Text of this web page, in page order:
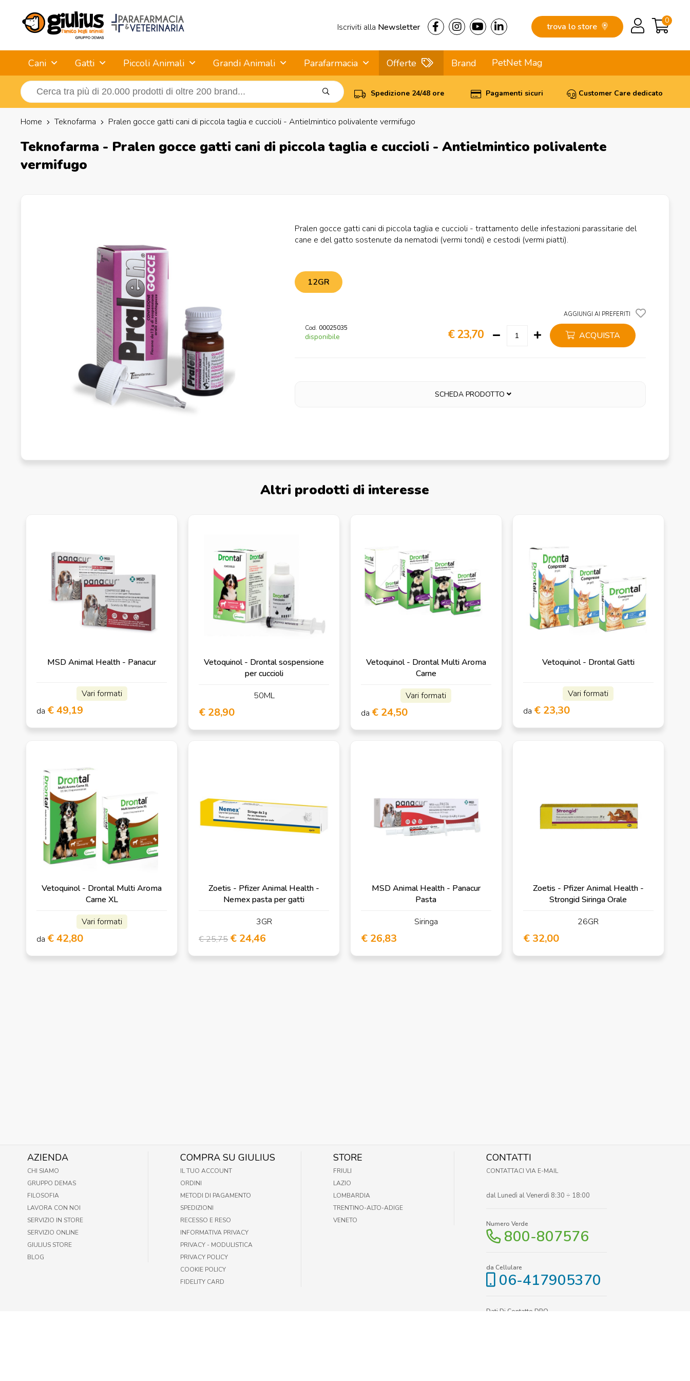
Iscriviti alla Newsletter trova lo store
0
Cani Gatti Piccoli Animali Grandi Animali Parafarmacia Offerte Brand PetNet Mag
Spedizione 24/48 ore Pagamenti sicuri Customer Care dedicato
Home Teknofarma Pralen gocce gatti cani di piccola taglia e cuccioli - Antielmintico polivalente vermifugo
Teknofarma - Pralen gocce gatti cani di piccola taglia e cuccioli - Antielmintico polivalente
vermifugo
Pralen gocce gatti cani di piccola taglia e cuccioli - trattamento delle infestazioni parassitarie del
cane e del gatto sostenute da nematodi (vermi tondi) e cestodi (vermi piatti).
12GR
AGGIUNGI AI PREFERITI
Cod. 00025035
disponibile € 23,70 ACQUISTA
SCHEDA PRODOTTO
Altri prodotti di interesse
MSD Animal Health - Panacur
Vari formati
da € 49,19
Vetoquinol - Drontal sospensione
per cuccioli
50ML
€ 28,90
Vetoquinol - Drontal Multi Aroma
Carne
Vari formati
da € 24,50
Vetoquinol - Drontal Gatti
Vari formati
da € 23,30
Vetoquinol - Drontal Multi Aroma
Carne XL
Vari formati
da € 42,80
Zoetis - Pfizer Animal Health -
Nemex pasta per gatti
3GR
€ 25,75 € 24,46
MSD Animal Health - Panacur
Pasta
Siringa
€ 26,83
Zoetis - Pfizer Animal Health -
Strongid Siringa Orale
26GR
€ 32,00
AZIENDA
CHI SIAMO
GRUPPO DEMAS
FILOSOFIA
LAVORA CON NOI
SERVIZIO IN STORE
SERVIZIO ONLINE
GIULIUS STORE
BLOG
COMPRA SU GIULIUS
IL TUO ACCOUNT
ORDINI
METODI DI PAGAMENTO
SPEDIZIONI
RECESSO E RESO
INFORMATIVA PRIVACY
PRIVACY - MODULISTICA
PRIVACY POLICY
COOKIE POLICY
FIDELITY CARD
STORE
FRIULI
LAZIO
LOMBARDIA
TRENTINO-ALTO-ADIGE
VENETO
CONTATTI
CONTATTACI VIA E-MAIL
dal Lunedì al Venerdì 8:30 ÷ 18:00
Numero Verde
800-807576
da Cellulare
06-417905370
Dati Di Contatto DPO